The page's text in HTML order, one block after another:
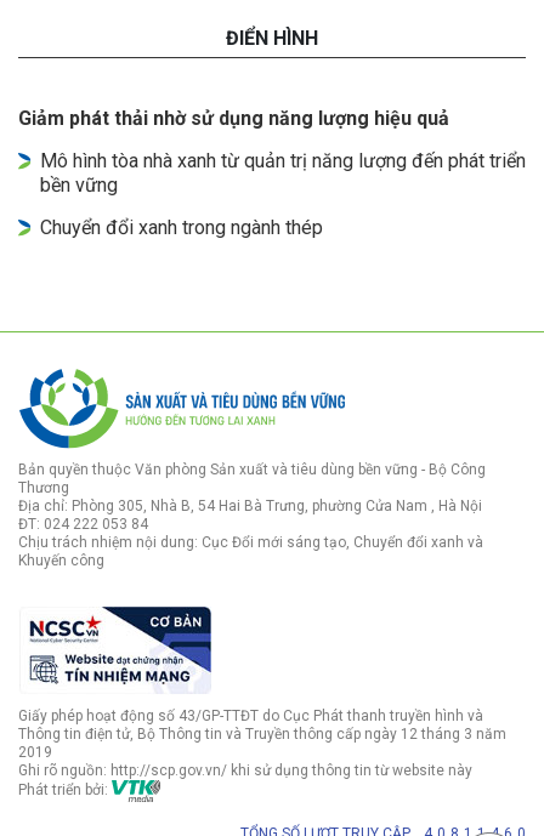
ĐIỂN HÌNH
Giảm phát thải nhờ sử dụng năng lượng hiệu quả
Mô hình tòa nhà xanh từ quản trị năng lượng đến phát triển
bền vững
Chuyển đổi xanh trong ngành thép
Bản quyền thuộc Văn phòng Sản xuất và tiêu dùng bền vững - Bộ Công
Thương
Địa chỉ: Phòng 305, Nhà B, 54 Hai Bà Trưng, phường Cửa Nam , Hà Nội
ĐT: 024 222 053 84
Chịu trách nhiệm nội dung: Cục Đổi mới sáng tạo, Chuyển đổi xanh và
Khuyến công
Giấy phép hoạt động số 43/GP-TTĐT do Cục Phát thanh truyền hình và
Thông tin điện tử, Bộ Thông tin và Truyền thông cấp ngày 12 tháng 3 năm
2019
Ghi rõ nguồn: http://scp.gov.vn/ khi sử dụng thông tin từ website này
Phát triển bởi: